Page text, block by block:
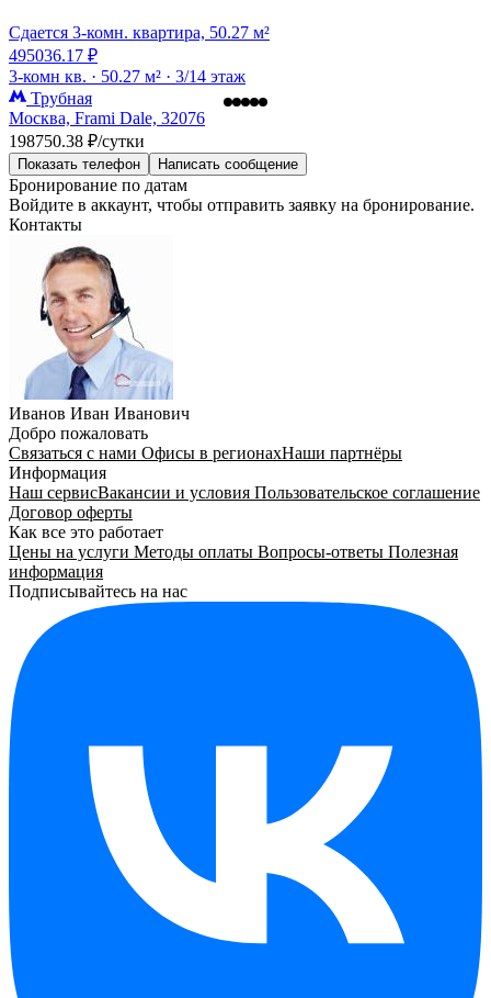
Сдается 3-комн. квартира, 50.27 м²
495036.17 ₽
3-комн кв. · 50.27 м² · 3/14 этаж
Трубная
Москва, Frami Dale, 32076
198750.38 ₽/сутки
Показать телефон Написать сообщение
Бронирование по датам
Войдите в аккаунт, чтобы отправить заявку на бронирование.
Контакты
Иванов Иван Иванович
Добро пожаловать
Связаться с нами Офисы в регионахНаши партнёры
Информация
Наш сервисВакансии и условия Пользовательское соглашение
Договор оферты
Как все это работает
Цены на услуги Методы оплаты Вопросы-ответы Полезная
информация
Подписывайтесь на нас